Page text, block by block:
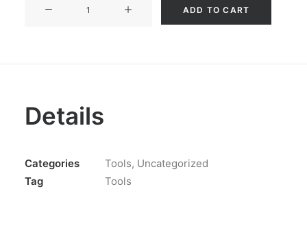
ADD TO CART
Details
Categories Tools, Uncategorized
Tag
Tools